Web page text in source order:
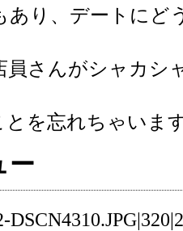
あり、デートにど
員さんがシャカシ
とを忘れちゃいま
ー